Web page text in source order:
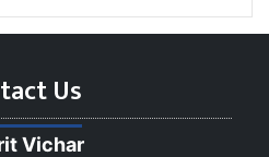
Us
Vichar